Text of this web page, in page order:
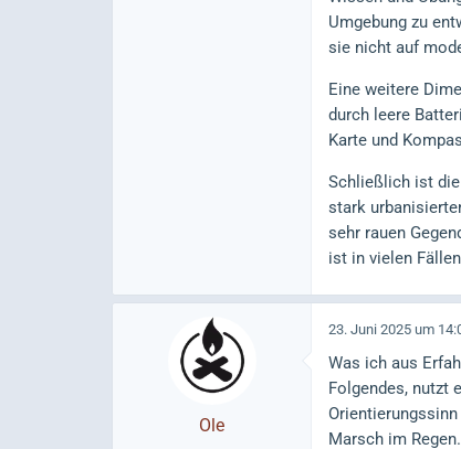
Umgebung zu
sie nicht auf
Eine weitere
durch leere
Karte und
Schließlich ist
stark
sehr rauen
ist in vielen
Ole
23. Juni 2025 um
Was ich aus
Folgendes, nutzt
Marsch im